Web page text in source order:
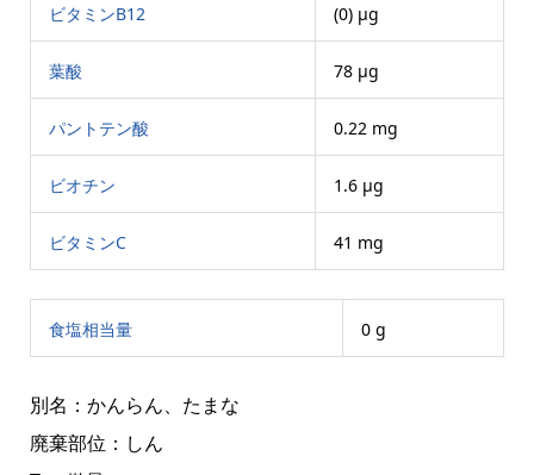
ビタミンB12 (0) μg
葉酸 78 μg
パントテン酸 0.22 mg
ビオチン 1.6 μg
ビタミンC 41 mg
食塩相当量 0 g
別名：かんらん、たまな
廃棄部位：しん